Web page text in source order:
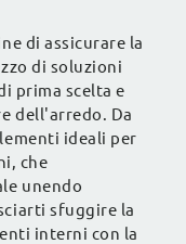
di assicurare la
di soluzioni
prima scelta e
dell'arredo. Da
ideali per
che
unendo
sfuggire la
interni con la